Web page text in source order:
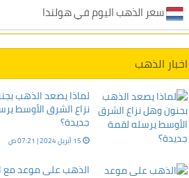
سعر الذهب اليوم في هولندا
اخبار الذهب
لماذا يصعد الذهب
نزاع الشرق الأوسط
جديدة؟
15 أبريل 2024 | 07:21 ص
الذهب على موعد مع